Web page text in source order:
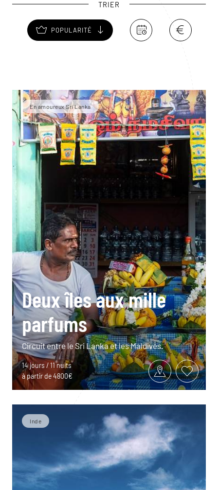
TRIER
POPULARITÉ
En amoureux Sri Lanka
Deux îles aux mille
parfums
Circuit entre le Sri Lanka et les Maldives.
14 jours / 11 nuits
à partir de 4800€
Inde